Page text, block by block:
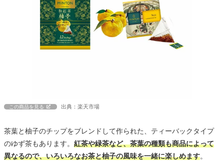
この商品を見る 出典：楽天市場
茶葉と柚子のチップをブレンドして作られた、ティーバックタイプ
のゆず茶もあります。 紅茶や緑茶など、茶葉の種類も商品によって
異なるので、いろいろなお茶と柚子の風味を一緒に楽しめます。